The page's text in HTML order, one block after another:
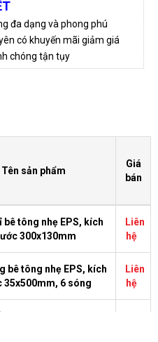
đa dạng và phong phú
có khuyến mãi giảm giá
chóng tận tụy
Tên sản phẩm
Giá
bán
bê tông nhẹ EPS, kích
300x130mm
Liên
hệ
bê tông nhẹ EPS, kích
35x500mm, 6 sóng
Liên
hệ